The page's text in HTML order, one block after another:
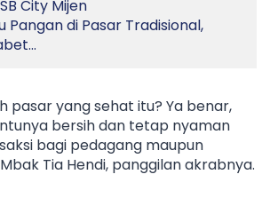
City Mijen
Pangan di Pasar Tradisional,
pasar yang sehat itu? Ya benar,
bersih dan tetap nyaman
bagi pedagang maupun
Tia Hendi, panggilan akrabnya.